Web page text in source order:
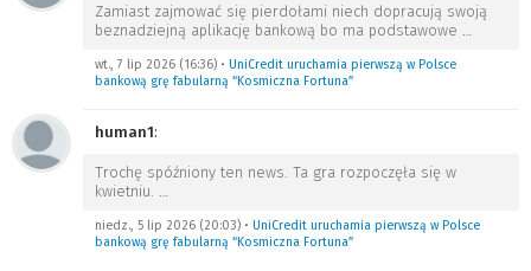
Zamiast zajmować się pierdołami niech dopracują swoją
beznadziejną aplikację bankową bo ma podstawowe
wt., 7 lip 2026 (16:36) • UniCredit uruchamia pierwszą w Polsce
bankową grę fabularną “Kosmiczna Fortuna”
human1:
Trochę spóźniony ten news. Ta gra rozpoczęła się w
kwietniu.
niedz., 5 lip 2026 (20:03) • UniCredit uruchamia pierwszą w Polsce
bankową grę fabularną “Kosmiczna Fortuna”